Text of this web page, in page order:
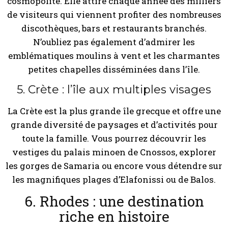
de visiteurs qui viennent profiter des nombreuses
discothèques, bars et restaurants branchés.
N’oubliez pas également d’admirer les
emblématiques moulins à vent et les charmantes
petites chapelles disséminées dans l’île.
5. Crète : l’île aux multiples visages
La Crète est la plus grande île grecque et offre une
grande diversité de paysages et d’activités pour
toute la famille. Vous pourrez découvrir les
vestiges du palais minoen de Cnossos, explorer
les gorges de Samaria ou encore vous détendre sur
les magnifiques plages d’Elafonissi ou de Balos.
6. Rhodes : une destination
riche en histoire